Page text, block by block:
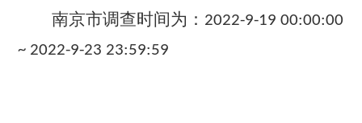
南京市调查时间为 ： 2022-9-19 00:00:00
~ 2022-9-23 23:59:59